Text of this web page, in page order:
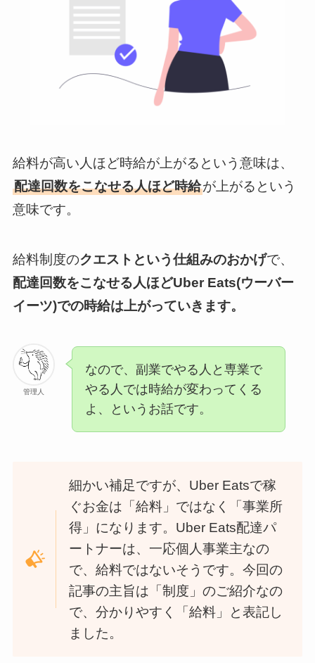
給料が高い人ほど時給が上がるという意味は、
配達回数をこなせる人ほど時給が上がるという
意味です。
給料制度のクエストという仕組みのおかげで、
配達回数をこなせる人ほどUber Eats(ウーバー
イーツ)での時給は上がっていきます。
管理人
なので、副業でやる人と専業で
やる人では時給が変わってくる
よ、というお話です。
細かい補足ですが、Uber Eatsで稼
ぐお金は「給料」ではなく「事業所
得」になります。Uber Eats配達パ
ートナーは、一応個人事業主なの
で、給料ではないそうです。今回の
記事の主旨は「制度」のご紹介なの
で、分かりやすく「給料」と表記し
ました。